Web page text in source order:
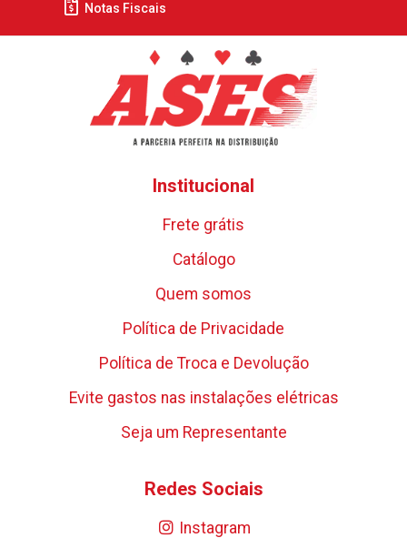
Notas Fiscais
Institucional
Frete grátis
Catálogo
Quem somos
Política de Privacidade
Política de Troca e Devolução
Evite gastos nas instalações elétricas
Seja um Representante
Redes Sociais
Instagram